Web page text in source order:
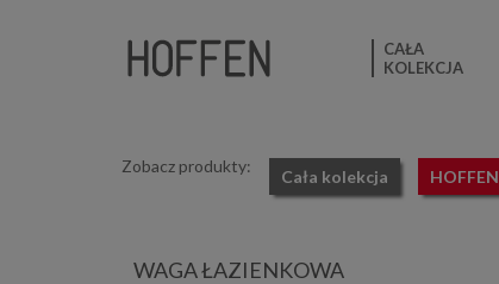
CAŁA
KOLEKCJA
Zobacz produkty:
Cała kolekcja HOFFEN
WAGA ŁAZIENKOWA